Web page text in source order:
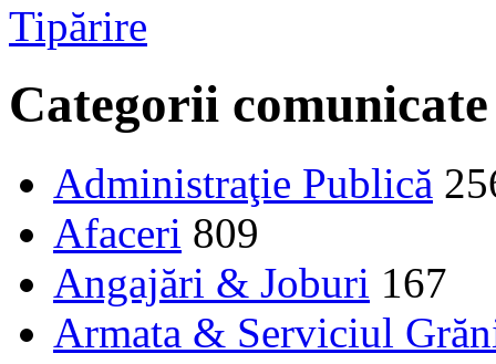
Tipărire
Categorii comunicate
Administraţie Publică
Afaceri 809
Angajări & Joburi 167
Armata & Serviciul